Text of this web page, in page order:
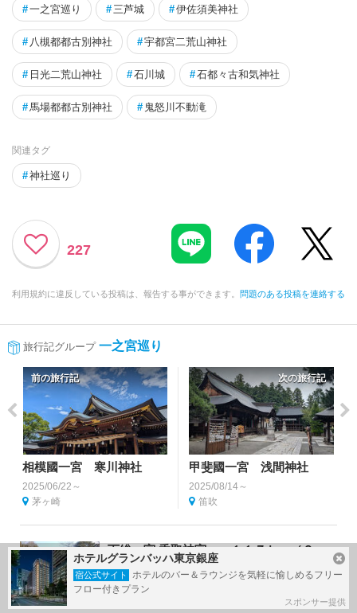
#一之宮巡り # 三芦城 #伊佐須美神社
# 八槻都都古別神社 #宇都宮二荒山神社
# 日光二荒山神社 #石川城 #石都々古和気神社
# 馬場都都古別神社 # 鬼怒川不動滝
関連タグ
#神社巡り
227
利用規約に違反している投稿は、報告する事ができます。 問題のある投稿を連絡する
旅行記グループ 一之宮巡り
前の旅行記
相模國一宮 寒川神社
2025/06/22～
茅ヶ崎
次の旅行記
甲斐國一宮 浅間神社
2025/08/14～
笛吹
下総一宮 香取神宮へ １１７ｋｍ（２
７．７km/L）のドライブ
2021/02/07～
ホテルグランバッハ東京銀座
宿公式サイト
ホテルのバー＆ラウンジを気軽に愉しめるフリー
フロー付きプラン
スポンサー提供